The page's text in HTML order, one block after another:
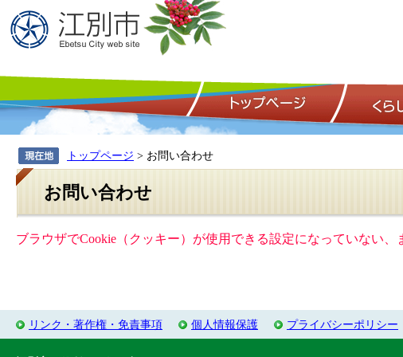
トップペ
トップページ > お問い合わせ
お問い合わせ
ブラウザでCookie（クッキー）が使用できる設定になっていない
リンク・著作権・免責事項 個人情報保護 プライバシーポリシー